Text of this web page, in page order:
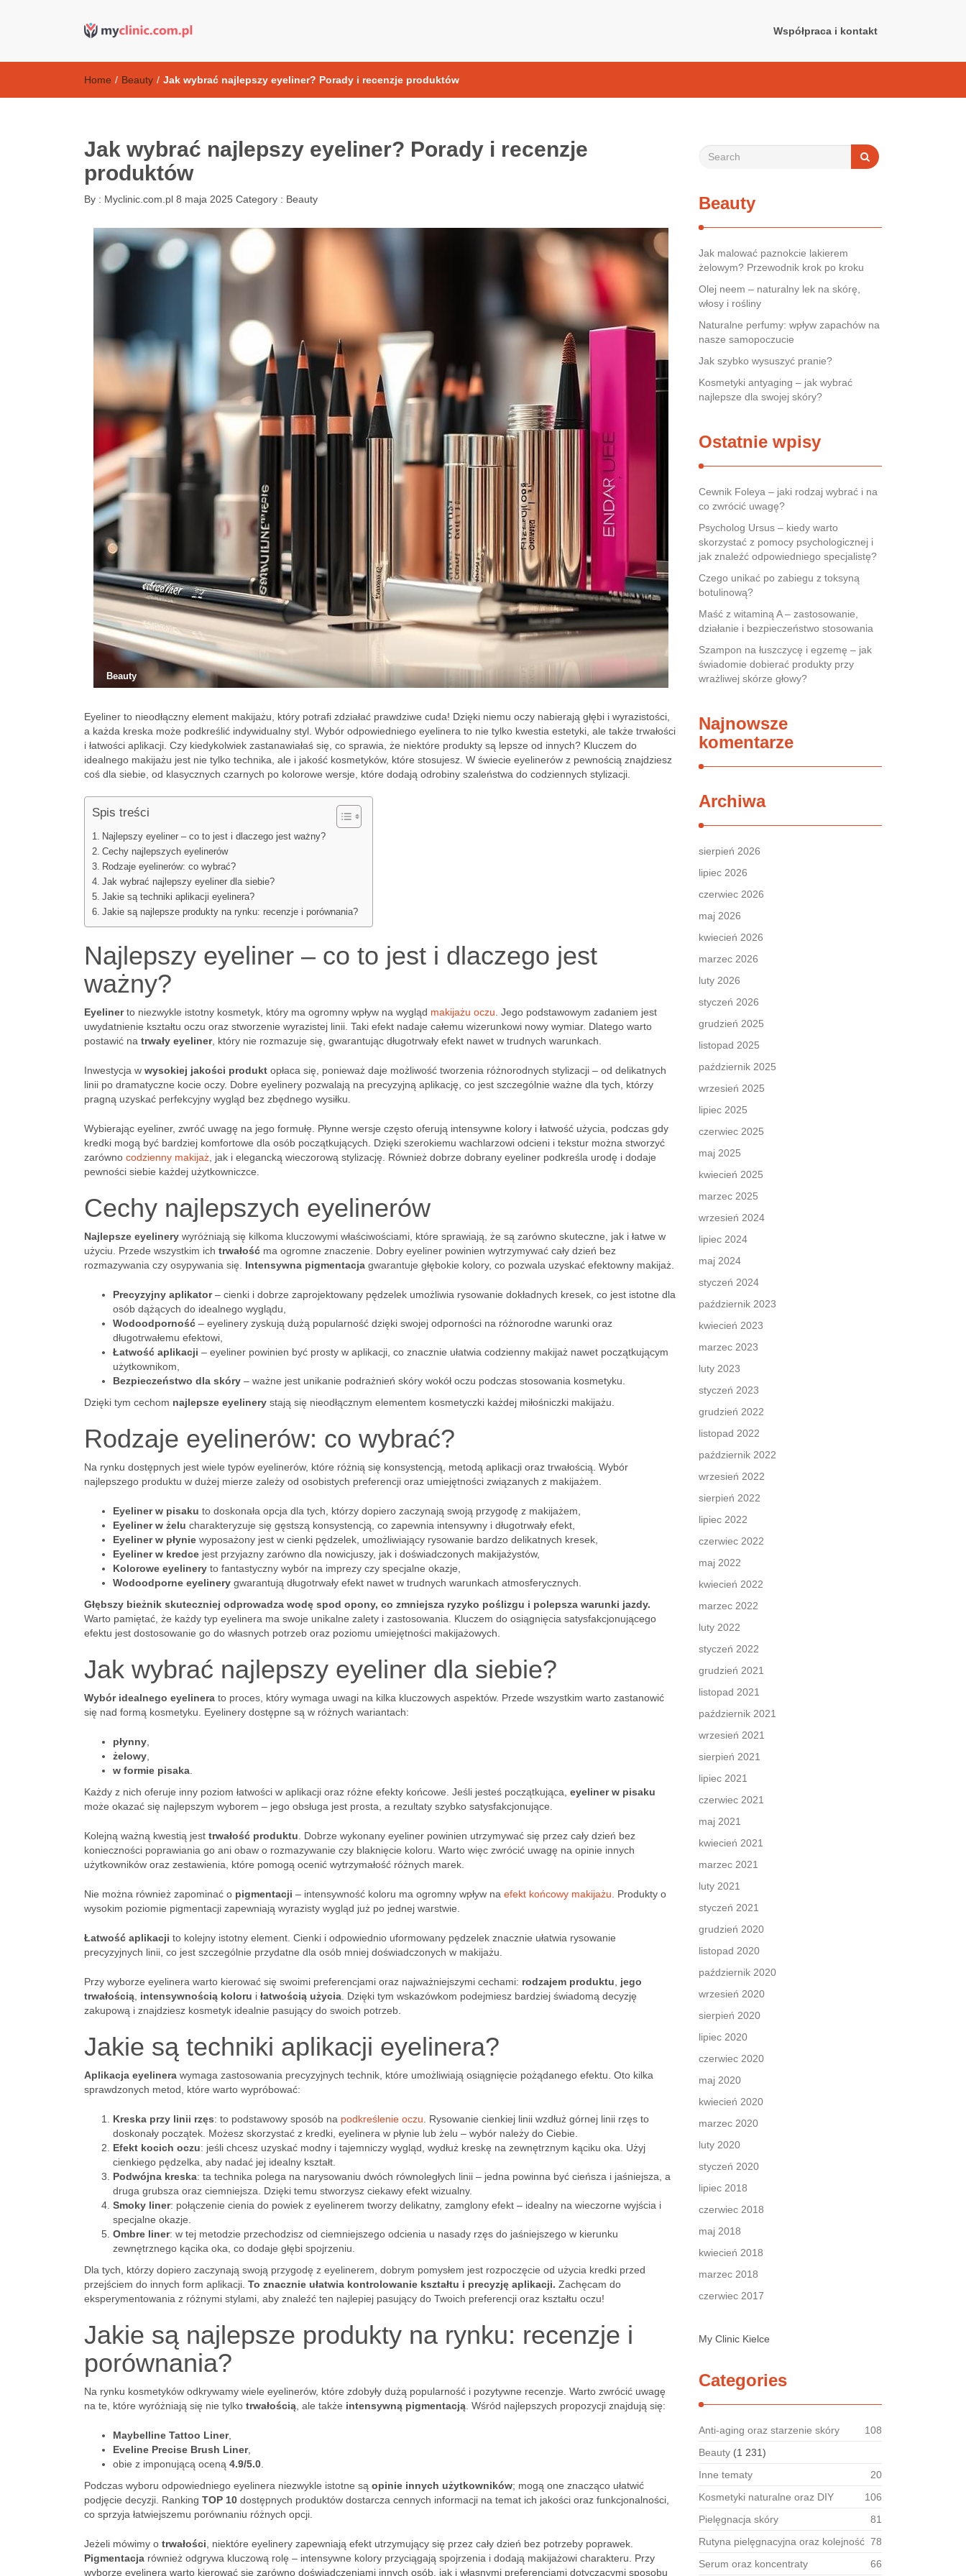
Współpraca i kontakt
Home / Beauty / Jak wybrać najlepszy eyeliner? Porady i recenzje produktów
Jak wybrać najlepszy eyeliner? Porady i recenzje
produktów
By : Myclinic.com.pl 8 maja 2025 Category : Beauty
Beauty
Eyeliner to nieodłączny element makijażu, który potrafi zdziałać prawdziwe cuda! Dzięki niemu oczy nabierają głębi i wyrazistości,
a każda kreska może podkreślić indywidualny styl. Wybór odpowiedniego eyelinera to nie tylko kwestia estetyki, ale także trwałości
i łatwości aplikacji. Czy kiedykolwiek zastanawiałaś się, co sprawia, że niektóre produkty są lepsze od innych? Kluczem do
idealnego makijażu jest nie tylko technika, ale i jakość kosmetyków, które stosujesz. W świecie eyelinerów z pewnością znajdziesz
coś dla siebie, od klasycznych czarnych po kolorowe wersje, które dodają odrobiny szaleństwa do codziennych stylizacji.
Spis treści
Najlepszy eyeliner – co to jest i dlaczego jest ważny?
Cechy najlepszych eyelinerów
Rodzaje eyelinerów: co wybrać?
Jak wybrać najlepszy eyeliner dla siebie?
Jakie są techniki aplikacji eyelinera?
Jakie są najlepsze produkty na rynku: recenzje i porównania?
Najlepszy eyeliner – co to jest i dlaczego jest
ważny?
Eyelinerto niezwykle istotny kosmetyk, który ma ogromny wpływ na wygląd makijażu oczu . Jego podstawowym zadaniem jest
uwydatnienie kształtu oczu oraz stworzenie wyrazistej linii. Taki efekt nadaje całemu wizerunkowi nowy wymiar. Dlatego warto
postawić na trwały eyeliner, który nie rozmazuje się, gwarantując długotrwały efekt nawet w trudnych warunkach.
Inwestycja w wysokiej jakości produkt opłaca się, ponieważ daje możliwość tworzenia różnorodnych stylizacji – od delikatnych
linii po dramatyczne kocie oczy. Dobre eyelinery pozwalają na precyzyjną aplikację, co jest szczególnie ważne dla tych, którzy
pragną uzyskać perfekcyjny wygląd bez zbędnego wysiłku.
Wybierając eyeliner, zwróć uwagę na jego formułę. Płynne wersje często oferują intensywne kolory i łatwość użycia, podczas gdy
kredki mogą być bardziej komfortowe dla osób początkujących. Dzięki szerokiemu wachlarzowi odcieni i tekstur można stworzyć
zarówno codzienny makijaż , jak i elegancką wieczorową stylizację. Również dobrze dobrany eyeliner podkreśla urodę i dodaje
pewności siebie każdej użytkowniczce.
Cechy najlepszych eyelinerów
Najlepsze eyelinery wyróżniają się kilkoma kluczowymi właściwościami, które sprawiają, że są zarówno skuteczne, jak i łatwe w
użyciu. Przede wszystkim ich trwałość ma ogromne znaczenie. Dobry eyeliner powinien wytrzymywać cały dzień bez
rozmazywania czy osypywania się. Intensywna pigmentacja gwarantuje głębokie kolory, co pozwala uzyskać efektowny makijaż.
Precyzyjny aplikator– cienki i dobrze zaprojektowany pędzelek umożliwia rysowanie dokładnych kresek, co jest istotne dla
osób dążących do idealnego wyglądu,
Wodoodporność – eyelinery zyskują dużą popularność dzięki swojej odporności na różnorodne warunki oraz
długotrwałemu efektowi,
Łatwość aplikacji – eyeliner powinien być prosty w aplikacji, co znacznie ułatwia codzienny makijaż nawet początkującym
użytkownikom,
Bezpieczeństwo dla skóry – ważne jest unikanie podrażnień skóry wokół oczu podczas stosowania kosmetyku.
Dzięki tym cechom najlepsze eyelinery stają się nieodłącznym elementem kosmetyczki każdej miłośniczki makijażu.
Rodzaje eyelinerów: co wybrać?
Na rynku dostępnych jest wiele typów eyelinerów, które różnią się konsystencją, metodą aplikacji oraz trwałością. Wybór
najlepszego produktu w dużej mierze zależy od osobistych preferencji oraz umiejętności związanych z makijażem.
Eyeliner w pisaku to doskonała opcja dla tych, którzy dopiero zaczynają swoją przygodę z makijażem,
Eyeliner w żelu charakteryzuje się gęstszą konsystencją, co zapewnia intensywny i długotrwały efekt,
Eyeliner w płynie wyposażony jest w cienki pędzelek, umożliwiający rysowanie bardzo delikatnych kresek,
Eyeliner w kredce jest przyjazny zarówno dla nowicjuszy, jak i doświadczonych makijażystów,
Kolorowe eyelinery to fantastyczny wybór na imprezy czy specjalne okazje,
Wodoodporne eyelinery gwarantują długotrwały efekt nawet w trudnych warunkach atmosferycznych.
Głębszy bieżnik skuteczniej odprowadza wodę spod opony, co zmniejsza ryzyko poślizgu i polepsza warunki jazdy.
Warto pamiętać, że każdy typ eyelinera ma swoje unikalne zalety i zastosowania. Kluczem do osiągnięcia satysfakcjonującego
efektu jest dostosowanie go do własnych potrzeb oraz poziomu umiejętności makijażowych.
Jak wybrać najlepszy eyeliner dla siebie?
Wybór idealnego eyelinera to proces, który wymaga uwagi na kilka kluczowych aspektów. Przede wszystkim warto zastanowić
się nad formą kosmetyku. Eyelinery dostępne są w różnych wariantach:
płynny
żelowy
w formie pisaka
Każdy z nich oferuje inny poziom łatwości w aplikacji oraz różne efekty końcowe. Jeśli jesteś początkująca, eyeliner w pisaku
może okazać się najlepszym wyborem – jego obsługa jest prosta, a rezultaty szybko satysfakcjonujące.
Kolejną ważną kwestią jest trwałość produktu . Dobrze wykonany eyeliner powinien utrzymywać się przez cały dzień bez
konieczności poprawiania go ani obaw o rozmazywanie czy blaknięcie koloru. Warto więc zwrócić uwagę na opinie innych
użytkowników oraz zestawienia, które pomogą ocenić wytrzymałość różnych marek.
Nie można również zapominać o pigmentacji – intensywność koloru ma ogromny wpływ na efekt końcowy makijażu . Produkty o
wysokim poziomie pigmentacji zapewniają wyrazisty wygląd już po jednej warstwie.
Łatwość aplikacji to kolejny istotny element. Cienki i odpowiednio uformowany pędzelek znacznie ułatwia rysowanie
precyzyjnych linii, co jest szczególnie przydatne dla osób mniej doświadczonych w makijażu.
Przy wyborze eyelinera warto kierować się swoimi preferencjami oraz najważniejszymi cechami: rodzajem produktu
jego
trwałością intensywnością koloru i łatwością użycia . Dzięki tym wskazówkom podejmiesz bardziej świadomą decyzję
zakupową i znajdziesz kosmetyk idealnie pasujący do swoich potrzeb.
Jakie są techniki aplikacji eyelinera?
Aplikacja eyelinera wymaga zastosowania precyzyjnych technik, które umożliwiają osiągnięcie pożądanego efektu. Oto kilka
sprawdzonych metod, które warto wypróbować:
Kreska przy linii rzęs: to podstawowy sposób na podkreślenie oczu . Rysowanie cienkiej linii wzdłuż górnej linii rzęs to
doskonały początek. Możesz skorzystać z kredki, eyelinera w płynie lub żelu – wybór należy do Ciebie.
Efekt kocich oczu: jeśli chcesz uzyskać modny i tajemniczy wygląd, wydłuż kreskę na zewnętrznym kąciku oka. Użyj
cienkiego pędzelka, aby nadać jej idealny kształt.
Podwójna kreska: ta technika polega na narysowaniu dwóch równoległych linii – jedna powinna być cieńsza i jaśniejsza, a
druga grubsza oraz ciemniejsza. Dzięki temu stworzysz ciekawy efekt wizualny.
Smoky liner: połączenie cienia do powiek z eyelinerem tworzy delikatny, zamglony efekt – idealny na wieczorne wyjścia i
specjalne okazje.
Ombre liner: w tej metodzie przechodzisz od ciemniejszego odcienia u nasady rzęs do jaśniejszego w kierunku
zewnętrznego kącika oka, co dodaje głębi spojrzeniu.
Dla tych, którzy dopiero zaczynają swoją przygodę z eyelinerem, dobrym pomysłem jest rozpoczęcie od użycia kredki przed
przejściem do innych form aplikacji. To znacznie ułatwia kontrolowanie kształtu i precyzję aplikacji. Zachęcam do
eksperymentowania z różnymi stylami, aby znaleźć ten najlepiej pasujący do Twoich preferencji oraz kształtu oczu!
Jakie są najlepsze produkty na rynku: recenzje i
porównania?
Na rynku kosmetyków odkrywamy wiele eyelinerów, które zdobyły dużą popularność i pozytywne recenzje. Warto zwrócić uwagę
na te, które wyróżniają się nie tylko trwałością , ale także intensywną pigmentacją . Wśród najlepszych propozycji znajdują się:
Maybelline Tattoo Liner,
Eveline Precise Brush Liner,
obie z imponującą oceną 4.9/5.0
Podczas wyboru odpowiedniego eyelinera niezwykle istotne są opinie innych użytkowników; mogą one znacząco ułatwić
podjęcie decyzji. Ranking TOP 10 dostępnych produktów dostarcza cennych informacji na temat ich jakości oraz funkcjonalności,
co sprzyja łatwiejszemu porównaniu różnych opcji.
Jeżeli mówimy o trwałości , niektóre eyelinery zapewniają efekt utrzymujący się przez cały dzień bez potrzeby poprawek.
Pigmentacja również odgrywa kluczową rolę – intensywne kolory przyciągają spojrzenia i dodają makijażowi charakteru. Przy
wyborze eyelinera warto kierować się zarówno doświadczeniami innych osób, jak i własnymi preferencjami dotyczącymi sposobu
Beauty
Jak malować paznokcie lakierem
żelowym? Przewodnik krok po kroku
Olej neem – naturalny lek na skórę,
włosy i rośliny
Naturalne perfumy: wpływ zapachów na
nasze samopoczucie
Jak szybko wysuszyć pranie?
Kosmetyki antyaging – jak wybrać
najlepsze dla swojej skóry?
Ostatnie wpisy
Cewnik Foleya – jaki rodzaj wybrać i na
co zwrócić uwagę?
Psycholog Ursus – kiedy warto
skorzystać z pomocy psychologicznej i
jak znaleźć odpowiedniego specjalistę?
Czego unikać po zabiegu z toksyną
botulinową?
Maść z witaminą A – zastosowanie,
działanie i bezpieczeństwo stosowania
Szampon na łuszczycę i egzemę – jak
świadomie dobierać produkty przy
wrażliwej skórze głowy?
Najnowsze
komentarze
Archiwa
sierpień 2026
lipiec 2026
czerwiec 2026
maj 2026
kwiecień 2026
marzec 2026
luty 2026
styczeń 2026
grudzień 2025
listopad 2025
październik 2025
wrzesień 2025
lipiec 2025
czerwiec 2025
maj 2025
kwiecień 2025
marzec 2025
wrzesień 2024
lipiec 2024
maj 2024
styczeń 2024
październik 2023
kwiecień 2023
marzec 2023
luty 2023
styczeń 2023
grudzień 2022
listopad 2022
październik 2022
wrzesień 2022
sierpień 2022
lipiec 2022
czerwiec 2022
maj 2022
kwiecień 2022
marzec 2022
luty 2022
styczeń 2022
grudzień 2021
listopad 2021
październik 2021
wrzesień 2021
sierpień 2021
lipiec 2021
czerwiec 2021
maj 2021
kwiecień 2021
marzec 2021
luty 2021
styczeń 2021
grudzień 2020
listopad 2020
październik 2020
wrzesień 2020
sierpień 2020
lipiec 2020
czerwiec 2020
maj 2020
kwiecień 2020
marzec 2020
luty 2020
styczeń 2020
lipiec 2018
czerwiec 2018
maj 2018
kwiecień 2018
marzec 2018
czerwiec 2017
My Clinic Kielce
Categories
Anti-aging oraz starzenie skóry
108
Beauty (1 231)
Inne tematy
20
Kosmetyki naturalne oraz DIY
106
Pielęgnacja skóry
81
Rutyna pielęgnacyjna oraz kolejność 78
Serum oraz koncentraty
66